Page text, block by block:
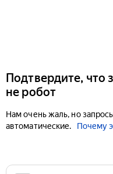
Подтвердите, что
не робот
Нам очень жаль, но
автоматические.
Почему